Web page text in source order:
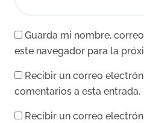
Guarda mi nombre,
este navegador para la
Recibir un correo
comentarios a esta entrada.
Recibir un correo